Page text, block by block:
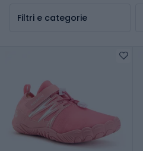
Filtri e categorie